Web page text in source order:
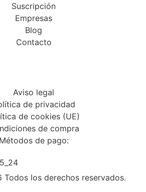
Suscripción
Empresas
Blog
Contacto
Aviso legal
de privacidad
de cookies (UE)
de compra
Métodos de pago:
los derechos reservados.